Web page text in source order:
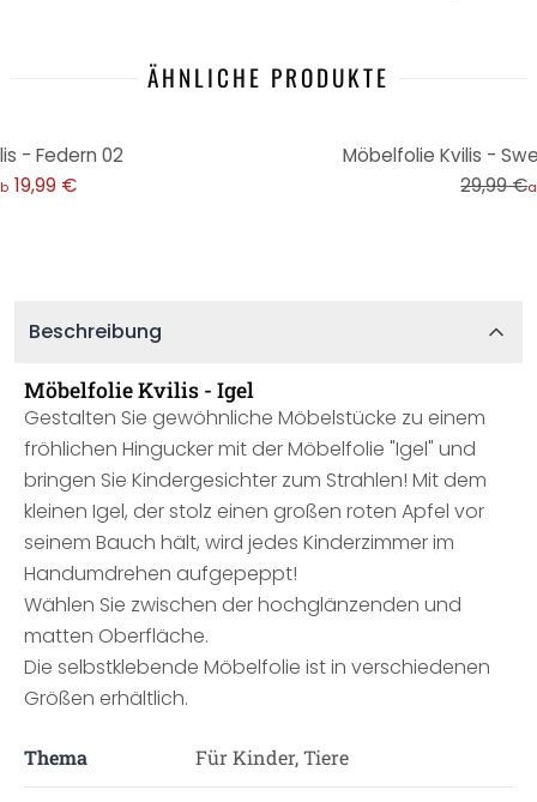
ÄHNLICHE PRODUKTE
- Federn 02
19,99 €
Möbelfolie Kvilis -
29,99 €
Beschreibung
Möbelfolie Kvilis - Igel
Gestalten Sie gewöhnliche Möbelstücke zu einem
fröhlichen Hingucker mit der Möbelfolie "Igel" und
bringen Sie Kindergesichter zum Strahlen! Mit dem
kleinen Igel, der stolz einen großen roten Apfel vor
seinem Bauch hält, wird jedes Kinderzimmer im
Handumdrehen aufgepeppt!
Wählen Sie zwischen der hochglänzenden und
matten Oberfläche.
Die selbstklebende Möbelfolie ist in verschiedenen
Größen erhältlich.
Thema Für Kinder, Tiere